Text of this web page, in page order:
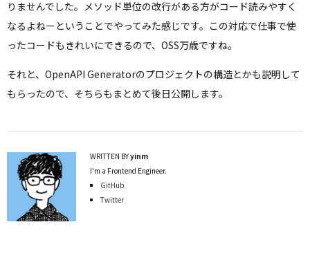
りませんでした。メソッド単位の改行がある方がコード読みやすく
なるよねーということでやってみた感じです。この対応で仕事で使
ったコードもきれいにできるので、OSS万歳ですね。
それと、OpenAPI Generatorのプロジェクトの構造とかも説明して
もらったので、そちらもまとめて後日公開します。
WRITTEN BYyinm
I'm a Frontend Engineer.
GitHub
Twitter